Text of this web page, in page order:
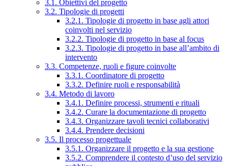
3.1. Obiettivi del progetto
3.2. Tipologie di progetti
3.2.1. Tipologie di progetto in base agli attori
coinvolti nel servizio
3.2.2. Tipologie di progetto in base al focus
3.2.3. Tipologie di progetto in base all’ambito di
intervento
3.3. Competenze, ruoli e figure coinvolte
3.3.1. Coordinatore di progetto
3.3.2. Definire ruoli e responsabilità
3.4. Metodo di lavoro
3.4.1. Definire processi, strumenti e rituali
3.4.2. Curare la documentazione di progetto
3.4.3. Organizzare tavoli tecnici collaborativi
3.4.4. Prendere decisioni
3.5. Il processo progettuale
3.5.1. Organizzare il progetto e la sua gestione
3.5.2. Comprendere il contesto d’uso del servizio